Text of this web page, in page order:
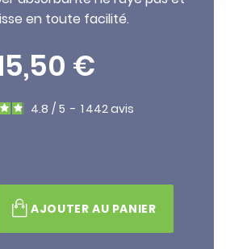
en toute facilité.
€
4.8 / 5 - 1 442avis
AJOUTER AU PANIER